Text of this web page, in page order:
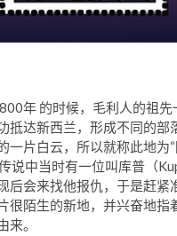
年 的时候，毛利人的祖
抵达新西兰，形成不同的
一片白云，所以就称此地
说中当时有一位叫库普（
后会来找他报仇，于是赶
很陌生的新地，并兴奋地
。